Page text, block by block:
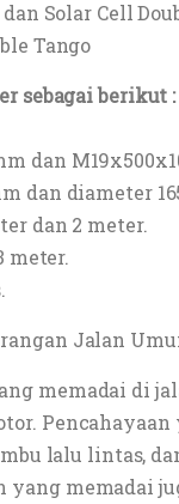
Solar Cell
Tango
sebagai berikut :
dan
dan diameter
dan 2 meter.
meter.
Jalan
memadai di
lalu lintas,
yang memadai